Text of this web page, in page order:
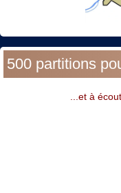
500 partitions
...et à